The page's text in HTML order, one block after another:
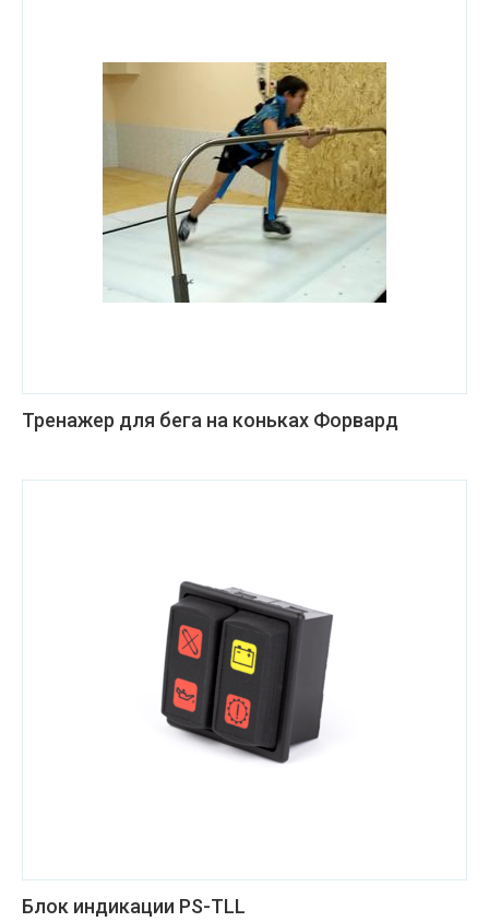
Тренажер для бега на коньках Форвард
Блок индикации PS-TLL